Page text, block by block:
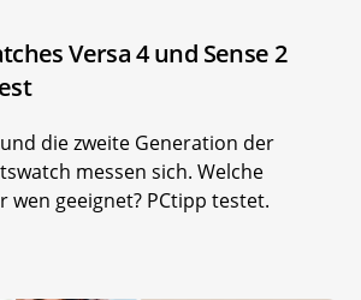
Versa 4 und Sense 2
die zweite Generation der
messen sich. Welche
wen geeignet? PCtipp testet.